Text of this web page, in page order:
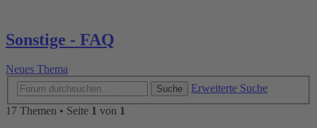
Sonstige - FAQ
Neues Thema
Suche
Erweiterte Suche
17 Themen • Seite 1 von 1